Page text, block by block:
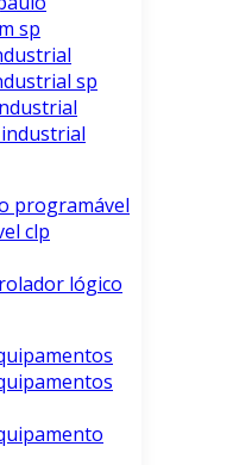
sp
sp
programável
clp
lógico